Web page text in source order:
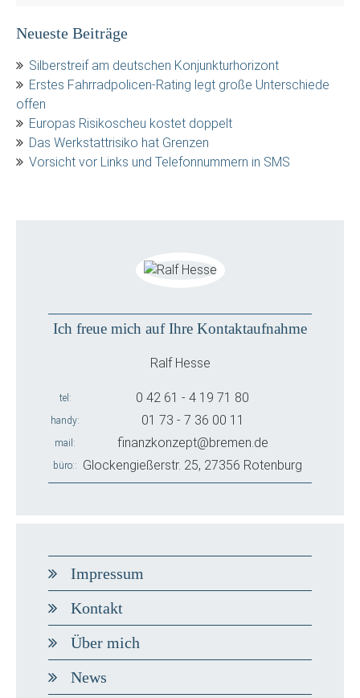
Neueste Beiträge
Silberstreif am deutschen Konjunkturhorizont
Erstes Fahrradpolicen-Rating legt große Unterschiede
offen
Europas Risikoscheu kostet doppelt
Das Werkstattrisiko hat Grenzen
Vorsicht vor Links und Telefonnummern in SMS
Ich freue mich auf Ihre Kontaktaufnahme
Ralf Hesse
tel 0 42 61 - 4 19 71 80
handy 01 73 - 7 36 00 11
mail finanzkonzept@bremen.de
büro: Glockengießerstr. 25, 27356 Rotenburg
Impressum
Kontakt
Über mich
News